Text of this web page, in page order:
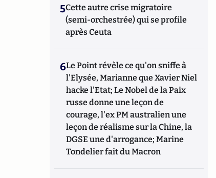
5Cette autre crise migratoire
(semi-orchestrée) qui se profile
après Ceuta
6Le Point révèle ce qu'on sniffe à
l'Elysée, Marianne que Xavier Niel
hacke l'Etat; Le Nobel de la Paix
russe donne une leçon de
courage, l'ex PM australien une
leçon de réalisme sur la Chine, la
DGSE une d'arrogance; Marine
Tondelier fait du Macron